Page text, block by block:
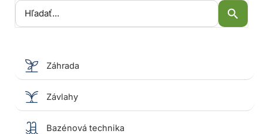
Vyhľadať:
Záhrada
Závlahy
Bazénová technika